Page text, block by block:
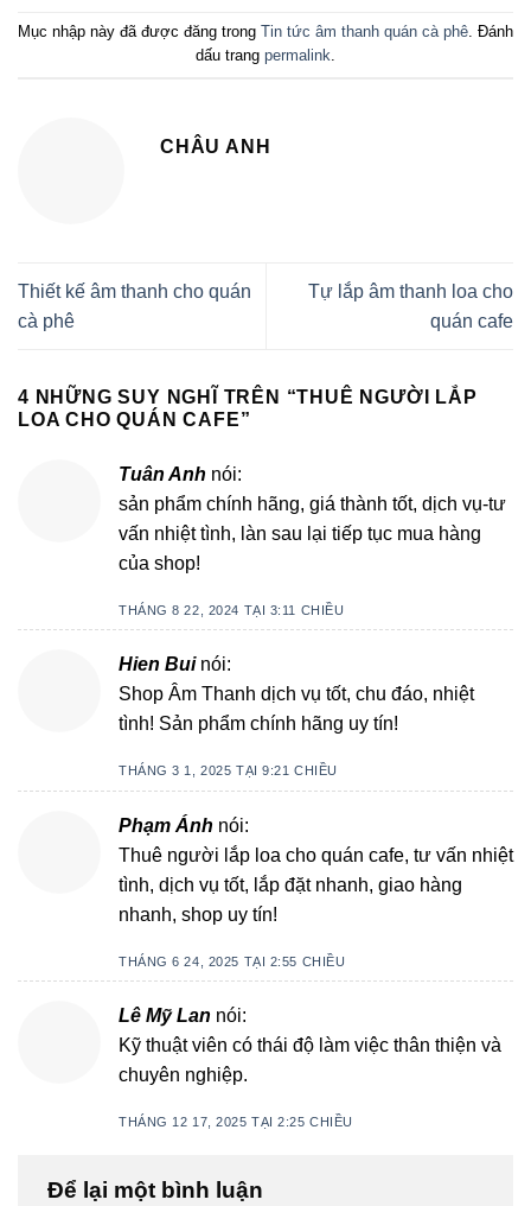
Mục nhập này đã được đăng trong Tin tức âm thanh quán cà phê . Đánh
dấu trang permalink
CHÂU ANH
Thiết kế âm thanh cho quán
cà phê
Tự lắp âm thanh loa cho
quán cafe
4 NHỮNG SUY NGHĨ TRÊN “THUÊ NGƯỜI LẮP
LOA CHO QUÁN CAFE”
Tuân Anh nói:
sản phẩm chính hãng, giá thành tốt, dịch vụ-tư
vấn nhiệt tình, làn sau lại tiếp tục mua hàng
của shop!
THÁNG 8 22, 2024 TẠI 3:11 CHIỀU
Hien Bui nói:
Shop Âm Thanh dịch vụ tốt, chu đáo, nhiệt
tình! Sản phẩm chính hãng uy tín!
THÁNG 3 1, 2025 TẠI 9:21 CHIỀU
Phạm Ánh nói:
Thuê người lắp loa cho quán cafe, tư vấn nhiệt
tình, dịch vụ tốt, lắp đặt nhanh, giao hàng
nhanh, shop uy tín!
THÁNG 6 24, 2025 TẠI 2:55 CHIỀU
Lê Mỹ Lan nói:
Kỹ thuật viên có thái độ làm việc thân thiện và
chuyên nghiệp.
THÁNG 12 17, 2025 TẠI 2:25 CHIỀU
Để lại một bình luận